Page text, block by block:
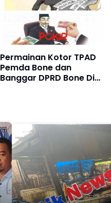
Permainan Kotor TPAD
Pemda Bone dan
Banggar DPRD Bone Di